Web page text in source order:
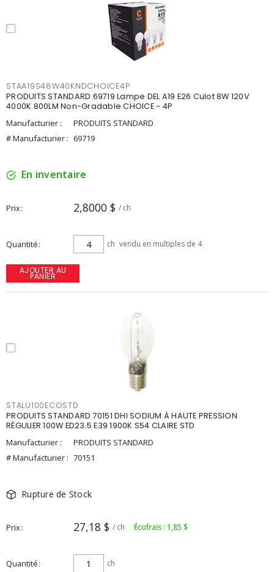
STAA19S48W40KNDCHOICE4P
PRODUITS STANDARD 69719 Lampe DEL A19 E26 Culot 8W 120V
4000K 800LM Non-Gradable CHOICE - 4P
Manufacturier :
PRODUITS STANDARD
# Manufacturier : 69719
En inventaire
Prix 2,8000 $ / ch
Quantité ch vendu en multiples de 4
AJOUTER AU
PANIER
STALU100ECOSTD
PRODUITS STANDARD 70151 DHI SODIUM À HAUTE PRESSION
RÉGULIER 100W ED23.5 E39 1900K S54 CLAIRE STD
Manufacturier :
PRODUITS STANDARD
# Manufacturier : 70151
Rupture de Stock
Prix 27,18 $ / ch Écofrais : 1,85 $
Quantité ch